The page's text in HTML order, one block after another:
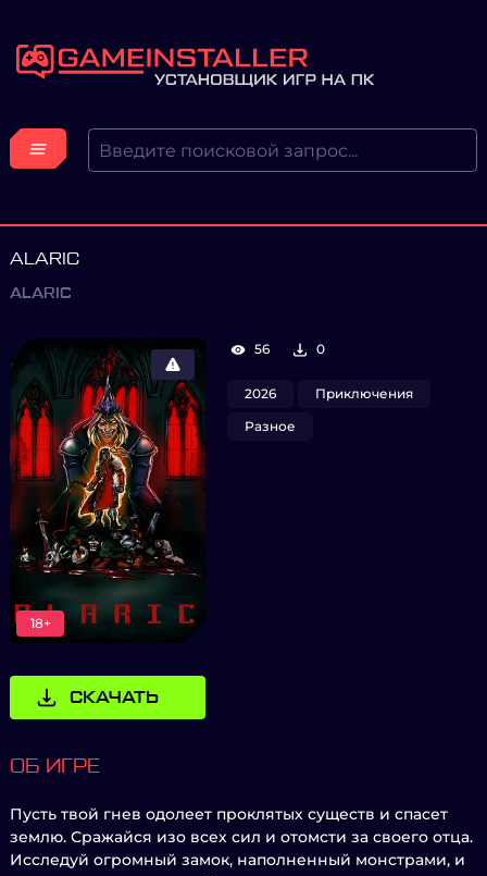
ALARIC
ALARIC
18+
СКАЧАТЬ
56 0
2026
Приключения
Разное
ОБ ИГРЕ
Пусть твой гнев одолеет проклятых существ и спасет
землю. Сражайся изо всех сил и отомсти за своего отца.
Исследуй огромный замок, наполненный монстрами, и